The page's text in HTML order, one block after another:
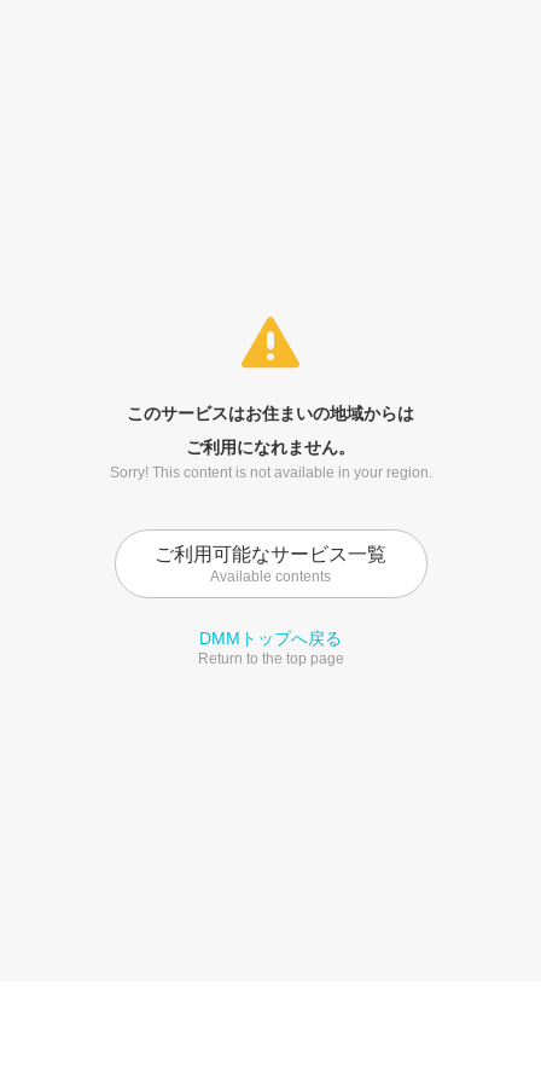
このサービスはお住まいの地域からは
ご利用になれません。
Sorry! This content is not available in your region.
ご利用可能なサービス一覧
Available contents
DMMトップへ戻る
Return to the top page